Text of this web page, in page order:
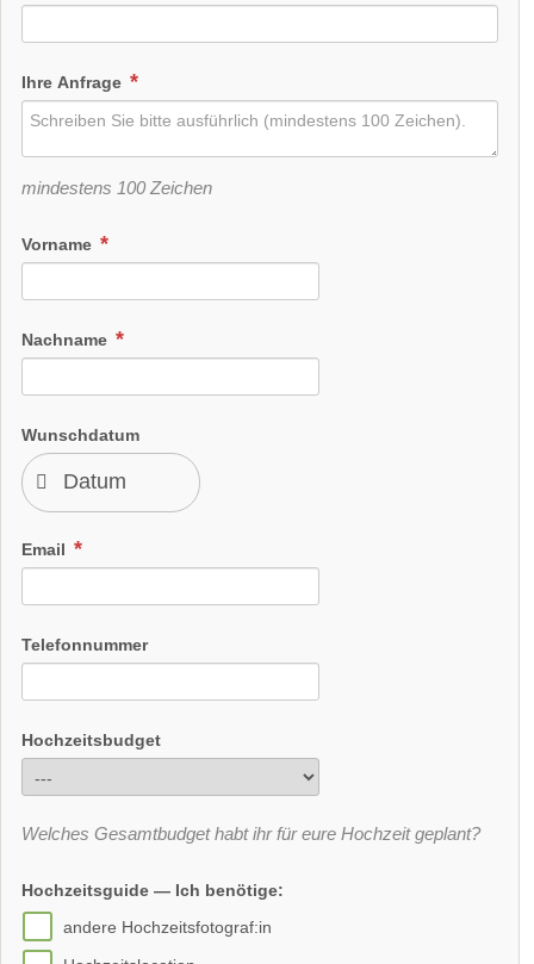
Ihre Anfrage
mindestens 100 Zeichen
Vorname
Nachname
Wunschdatum
Email
Telefonnummer
Hochzeitsbudget
Welches Gesamtbudget habt ihr für eure Hochzeit geplant?
Hochzeitsguide — Ich benötige:
andere Hochzeitsfotograf:in